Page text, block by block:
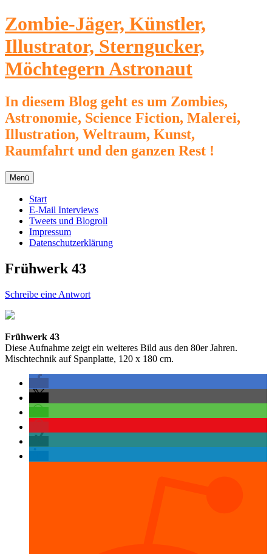
Zum
Inhalt
springen
Zombie-Jäger, Künstler,
Illustrator, Sterngucker,
Möchtegern Astronaut
In diesem Blog geht es um Zombies,
Astronomie, Science Fiction, Malerei,
Illustration, Weltraum, Kunst,
Raumfahrt und den ganzen Rest !
Menü
Start
E-Mail Interviews
Tweets und Blogroll
Impressum
Datenschutzerklärung
Frühwerk 43
Schreibe eine Antwort
Frühwerk 43
Diese Aufnahme zeigt ein weiteres Bild aus den 80er Jahren.
Mischtechnik auf Spanplatte, 120 x 180 cm.